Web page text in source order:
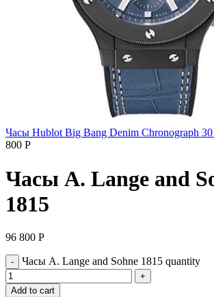
Часы Hublot Big Bang Denim Chronograph
800 Р
Часы A. Lange and
1815
96 800 Р
Часы A. Lange and Sohne 1815 quantity
Add to cart